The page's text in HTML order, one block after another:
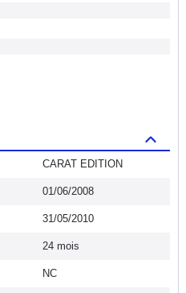
CARAT EDITION
01/06/2008
31/05/2010
24 mois
NC